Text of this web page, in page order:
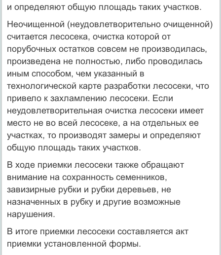
и определяют общую площадь таких участков.
Неочищенной (неудовлетворительно очищенной)
считается лесосека, очистка которой от
порубочных остатков совсем не производилась,
произведена не полностью, либо проводилась
иным способом, чем указанный в
технологической карте разработки лесосеки, что
привело к захламлению лесосеки. Если
неудовлетворительная очистка лесосеки имеет
место не во всей лесосеке, а на отдельных ее
участках, то производят замеры и определяют
общую площадь таких участков.
В ходе приемки лесосеки также обращают
внимание на сохранность семенников,
завизирные рубки и рубки деревьев, не
назначенных в рубку и другие возможные
нарушения.
В итоге приемки лесосеки составляется акт
приемки установленной формы.